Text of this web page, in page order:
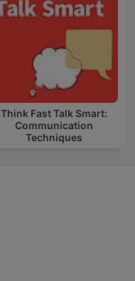
Think Fast Talk Smart:
Communication
Techniques